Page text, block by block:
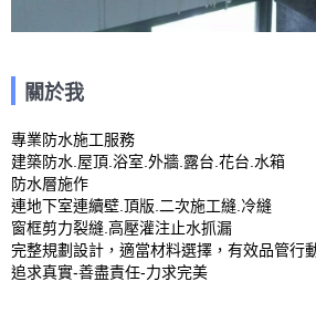
關於我
專業防水施工服務
建築防水.屋頂.浴室.外牆.露台.花台.水箱
防水層施作
連地下室連續壁.頂版.二次施工縫.冷縫
窗框剪力裂縫.高壓灌注止水抓漏
完整規劃設計，適當材料選擇，有效品管行
追求真實-善盡責任-力求完美